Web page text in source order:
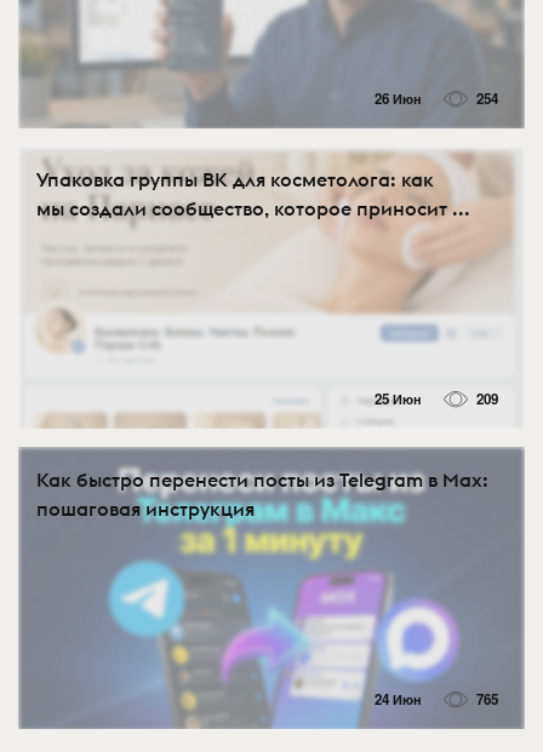
26 Июн 254
Упаковка группы ВК для косметолога: как
мы создали сообщество, которое приносит ...
25 Июн 209
Как быстро перенести посты из Telegram в Max:
пошаговая инструкция
24 Июн 765